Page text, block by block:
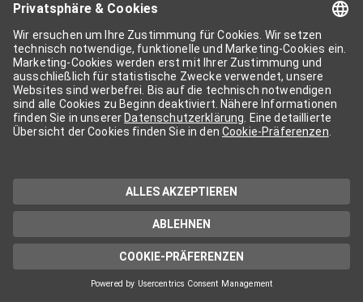
APA-User
Services der APA-Gruppe. Für die Nutzung der einzelnen Anwendungen
kann eine weitere Freischaltung nötig sein. Kosten fallen nur nach einer
Bestellung und genauer Kosteninformation an.
Wenn nicht anders erwähnt, gelten dieAllgemeinen
Geschäftsbedingungender APA - Austria Presse Agentur.
Die von Ihnen angegebenen Daten werden ausschließlich für die
Zwecke der Demo-Nutzung bzw. des Vertragsverhältnisses genutzt.
Eine darüber hinaus gehende oder andersartige Verwendung ist nur mit
technischen Support stehen wir Ihnen jederzeit gerne zur Verfügung.
Datenschutzerklärung
Cookie-Präferenzen